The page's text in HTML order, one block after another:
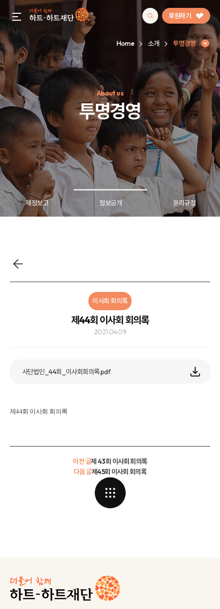
gnb menu open 후원하기
인기 키워드
#정기후원
#하트플레이스#캠페인#팬덤후원
Home 소개 투명경영
About us
투명경영
투명경영 재정보고 정보공개 윤리규정
이사회 회의록
제44회 이사회 회의록
2021.04.09
사단법인_44회_이사회회의록.pdf
제44회 이사회 회의록
이전 글제 43회 이사회 회의록
제45회 이사회 회의록
다음 글